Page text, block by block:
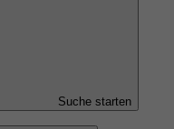
Suche starten